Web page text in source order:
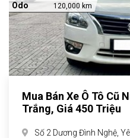
Odo 120,000 km
Mua Bán Xe Ô Tô Cũ
Trắng, Giá 450 Triệu
Số 2 Dương Đình Nghệ,